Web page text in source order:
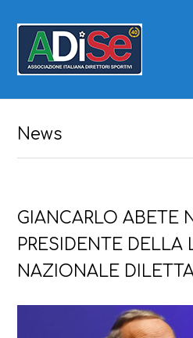
News
GIANCARLO ABETE
PRESIDENTE DELLA
NAZIONALE